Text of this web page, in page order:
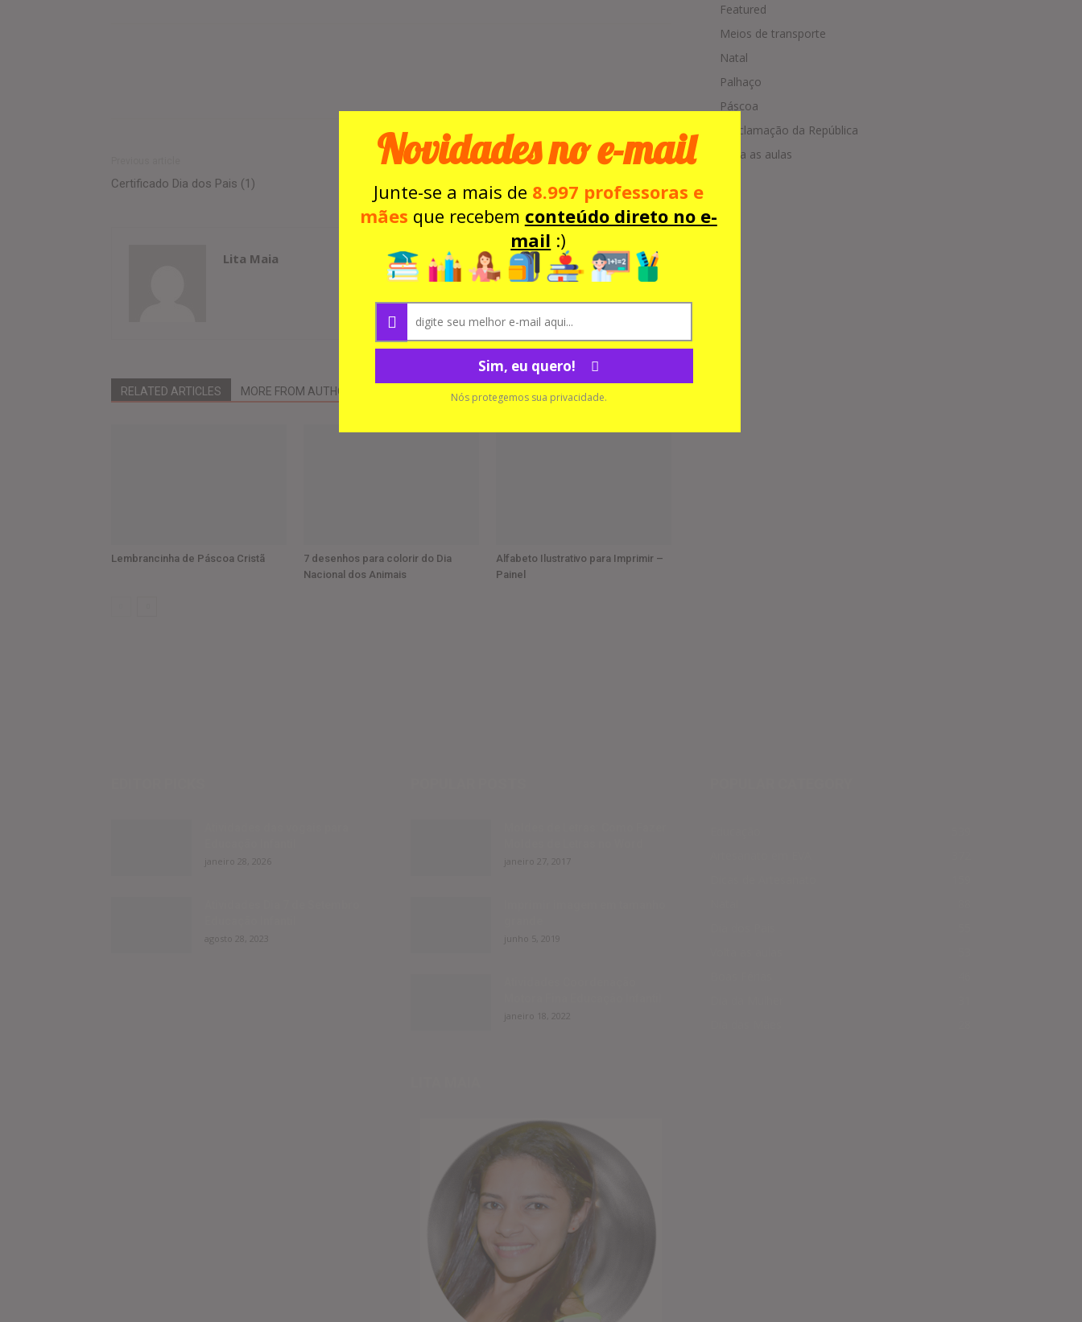
Certificado Dia dos Pais (1)
Next article
Certificado Dia dos Pais (3)
Lita Maia
RELATED ARTICLES MORE FROM AUTHOR
Lembrancinha de Páscoa Cristã
7 desenhos para colorir do Dia
Nacional dos Animais
Alfabeto Ilustrativo para Imprimir –
Painel
Featured
Meios de transporte
Natal
Palhaço
Páscoa
Proclamação da República
Volta as aulas
janeiro 28, 2026
agosto 28, 2023
janeiro 27, 2017
junho 5, 2019
janeiro 18, 2022
Junte-se a mais de 8.997 professoras e
mães que recebem conteúdo direto no e-
mail :)
Sim, eu quero!
Novidades no e-mail
Nós protegemos sua privacidade.